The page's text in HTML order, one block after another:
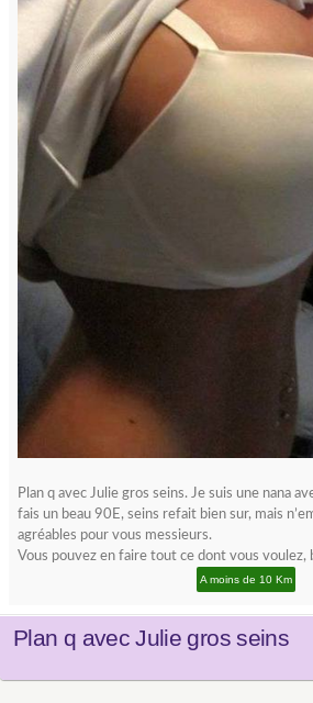
Plan q avec Julie gros seins. Je suis une nana
fais un beau 90E, seins refait bien sur, mais
agréables pour vous messieurs.
Vous pouvez en faire tout ce dont vous voulez,
A moins de 10 Km
Plan q avec Julie gros seins